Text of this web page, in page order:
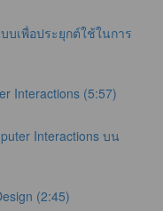
บเพื่อประยุกต์ใช้ในการ
Interactions (5:57)
Interactions บน
(2:45)